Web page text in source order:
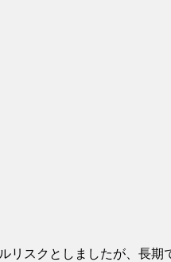
リスクとしましたが、長期